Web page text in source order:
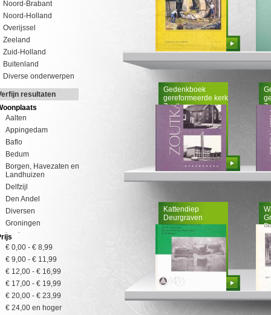
Noord-Brabant
Noord-Holland
Overijssel
Zeeland
Zuid-Holland
Buitenland
Diverse onderwerpen
resultaten
Aalten
Appingedam
Baflo
Bedum
Borgen, Havezaten en
Landhuizen
Delfzijl
Den Andel
Diversen
Groningen
Leek
Meeden
Nieuwolda
Oude Pekela
Pekela
Slochteren
Stedum
€ 0,00 - € 8,99
€ 9,00 - € 11,99
€ 12,00 - € 16,99
€ 17,00 - € 19,99
€ 20,00 - € 23,99
€ 24,00 en hoger
Bestellen
Gedenkboek
gereformeerde kerk
Zoutkamp
Bestellen
Kattendiep
Deurgraven